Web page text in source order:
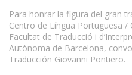
Para honrar la figura del gran
Centro de Língua Portuguesa /
Facultat de Traducció i
Autònoma de Barcelona,
Traducción Giovanni Pontiero.